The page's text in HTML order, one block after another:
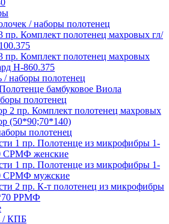
/ наборы полотенец
Комплект полотенец махровых гл/
Комплект полотенец махровых
Н-860.375
/ наборы полотенец
бамбуковое Виола
полотенец
2 пр. Комплект полотенец махровых
(50*90;70*140)
полотенец
1 пр. Полотенце из микрофибры 1-
СРМФ женские
1 пр. Полотенце из микрофибры 1-
СРМФ мужские
2 пр. К-т полотенец из микрофибры
РРМФ
/ КПБ